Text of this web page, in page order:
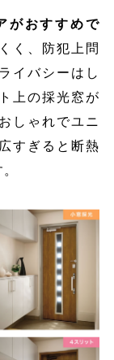
がおすすめで
く、防犯上問
イバシーはし
上の採光窓が
しゃれでユニ
すぎると断熱